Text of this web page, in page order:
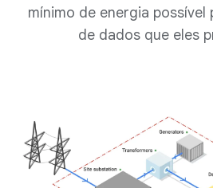
mínimo de energia possível
de dados que eles